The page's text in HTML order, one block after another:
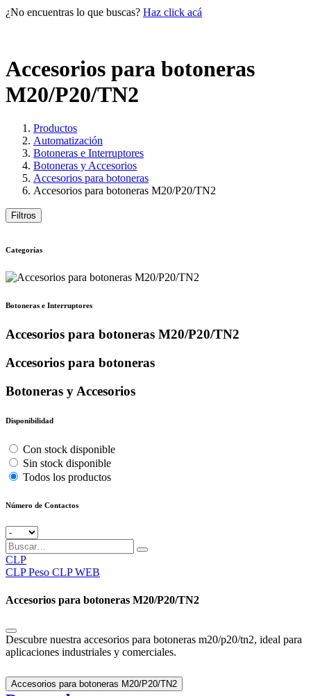
¿No encuentras lo que buscas? Haz click acá
Accesorios para botoneras
M20/P20/TN2
Productos
Automatización
Botoneras e Interruptores
Botoneras y Accesorios
Accesorios para botoneras
Accesorios para botoneras M20/P20/TN2
Filtros
Categorías
Botoneras e Interruptores
Accesorios para botoneras M20/P20/TN2
Accesorios para botoneras
Botoneras y Accesorios
Disponibilidad
Con stock disponible
Sin stock disponible
Todos los productos
Número de Contactos
CLP
CLP Peso CLP WEB
Accesorios para botoneras M20/P20/TN2
Descubre nuestra accesorios para botoneras m20/p20/tn2, ideal para
aplicaciones industriales y comerciales.
Accesorios para botoneras M20/P20/TN2